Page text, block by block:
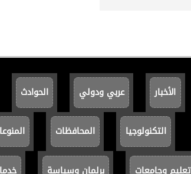
الأخبار عربي ودولي الحوادث
التكنولوجيا المحافظات
تعليم وجامعات برلمان وسياسة